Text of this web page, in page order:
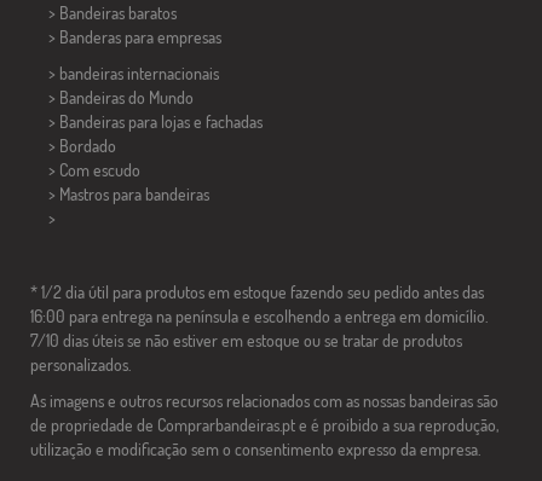
> Bandeiras baratos
> Banderas para empresas
> bandeiras internacionais
> Bandeiras do Mundo
> Bandeiras para lojas e fachadas
> Bordado
> Com escudo
> Mastros para bandeiras
>
* 1/2 dia útil para produtos em estoque fazendo seu pedido antes das
16:00 para entrega na península e escolhendo a entrega em domicílio.
7/10 dias úteis se não estiver em estoque ou se tratar de produtos
personalizados.
As imagens e outros recursos relacionados com as nossas bandeiras são
de propriedade de Comprarbandeiras.pt e é proibido a sua reprodução,
utilização e modificação sem o consentimento expresso da empresa.